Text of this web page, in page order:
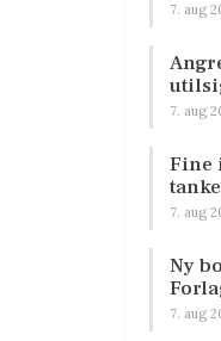
7. aug
7. aug
Fine
7. aug
Ny
7. aug